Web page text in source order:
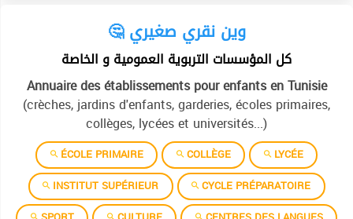
🤔 وين نقري صغيري
كل المؤسسات التربوية العمومية و الخاصة
Annuaire des établissements pour enfants en Tunisie
(crèches, jardins d'enfants, garderies, écoles primaires,
collèges, lycées et universités...)
ÉCOLE PRIMAIRE COLLÈGE
LYCÉE
INSTITUT SUPÉRIEUR
CYCLE PRÉPARATOIRE